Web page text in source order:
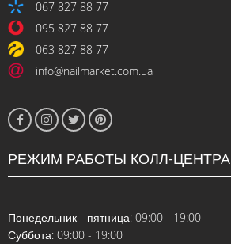
067 827 88 77
095 827 88 77
063 827 88 77
info@nailmarket.com.ua
РЕЖИМ РАБОТЫ КОЛЛ-ЦЕНТРА
Понедельник - пятница: 09:00 - 19:00
Суббота: 09:00 - 19:00